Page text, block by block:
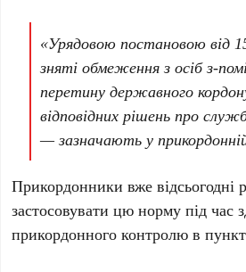
«Урядовою постановою від
зняті обмеження з осіб з-
перетину державного
відповідних рішень про
— зазначають у
Прикордонники вже відсьогодні
застосовувати цю норму під час
прикордонного контролю в